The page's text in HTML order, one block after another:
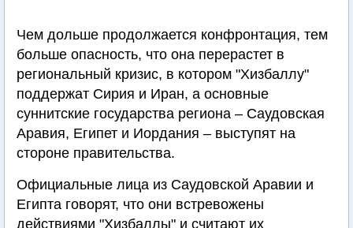
Чем дольше продолжается конфронтация, тем
больше опасность, что она перерастет в
региональный кризис, в котором "Хизбаллу"
поддержат Сирия и Иран, а основные
суннитские государства региона – Саудовская
Аравия, Египет и Иордания – выступят на
стороне правительства.
Официальные лица из Саудовской Аравии и
Египта говорят, что они встревожены
действиями "Хизбаллы" и считают их